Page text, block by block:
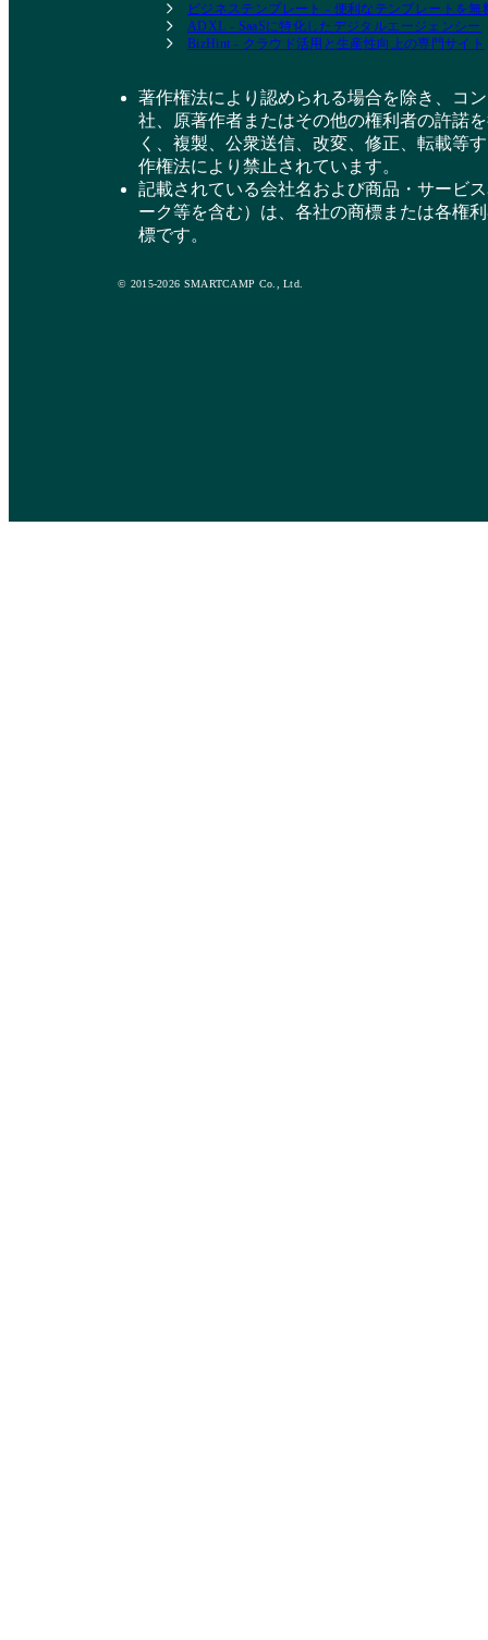
ビジネステンプレート - 便利なテンプレートを無
ADXL - SaaSに特化したデジタルエージェンシー
BizHint - クラウド活用と生産性向上の専門サイト
著作権法により認められる場合を除き、コ
社、原著作者またはその他の権利者の許諾
く、複製、公衆送信、改変、修正、転載等
作権法により禁止されています。
記載されている会社名および商品・サービ
ーク等を含む）は、各社の商標または各権
標です。
© 2015-2026 SMARTCAMP Co., Ltd.